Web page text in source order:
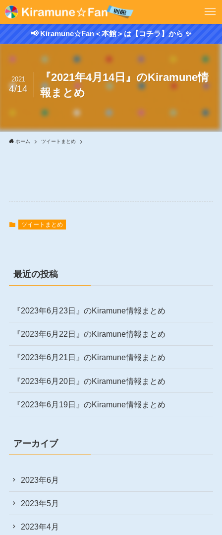
📢 Kiramune☆Fan＜本館＞は【コチラ】から ✨
『2021年4月14日』のKiramune情
報まとめ
2021
4/14
ホーム ツイートまとめ
ツイートまとめ
最近の投稿
『2023年6月23日』のKiramune情報まとめ
『2023年6月22日』のKiramune情報まとめ
『2023年6月21日』のKiramune情報まとめ
『2023年6月20日』のKiramune情報まとめ
『2023年6月19日』のKiramune情報まとめ
アーカイブ
2023年6月
2023年5月
2023年4月